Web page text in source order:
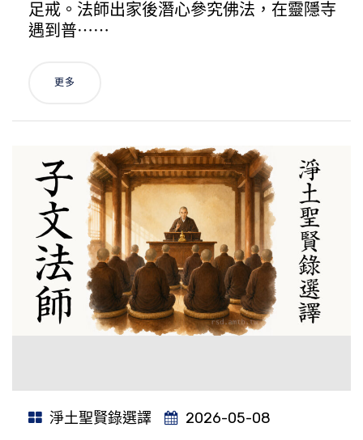
足戒。法師出家後潛心參究佛法，在靈隱寺
遇到普⋯⋯
更多
淨土聖賢錄選譯 2026-05-08